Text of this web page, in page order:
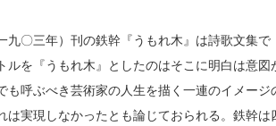
〇三年）刊の鉄幹『うもれ木』は詩歌文集で
ルを『うもれ木』としたのはそこに明白は意
も呼ぶべき芸術家の人生を描く一連のイメー
は実現しなかったとも論じておられる。鉄幹